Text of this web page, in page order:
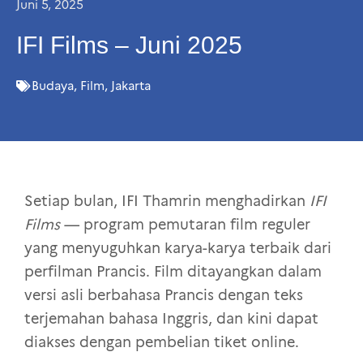
Juni 5, 2025
IFI Films – Juni 2025
Budaya, Film, Jakarta
Setiap bulan, IFI Thamrin menghadirkan IFI
Films— program pemutaran film reguler
yang menyuguhkan karya-karya terbaik dari
perfilman Prancis. Film ditayangkan dalam
versi asli berbahasa Prancis dengan teks
terjemahan bahasa Inggris, dan kini dapat
diakses dengan pembelian tiket online.